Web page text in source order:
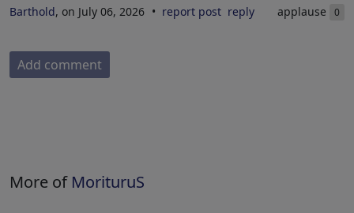
Barthold, on July 06, 2026 report post reply applause 0
Add comment
More of MorituruS